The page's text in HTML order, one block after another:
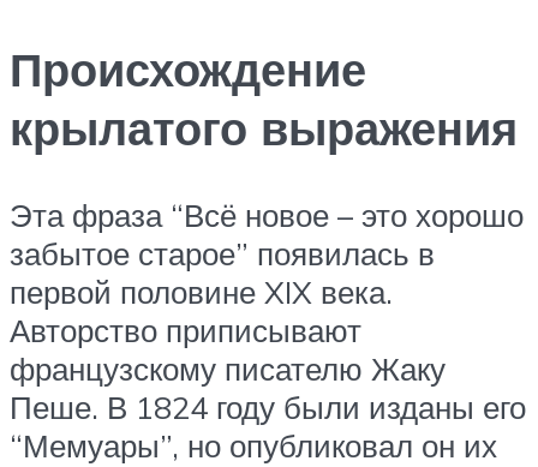
Происхождение
крылатого выражения
Эта фраза “Всё новое – это хорошо
забытое старое” появилась в
первой половине XIX века.
Авторство приписывают
французскому писателю Жаку
Пеше. В 1824 году были изданы его
“Мемуары”, но опубликовал он их